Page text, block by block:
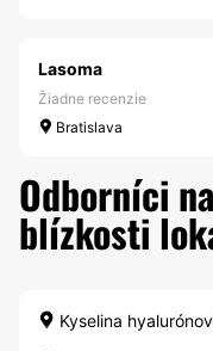
Lasoma
Žiadne recenzie
Bratislava
Odborníci
blízkosti
Kyselina